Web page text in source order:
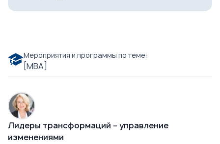
Мероприятия и программы по теме:
[МВА]
Лидеры трансформаций – управление
изменениями